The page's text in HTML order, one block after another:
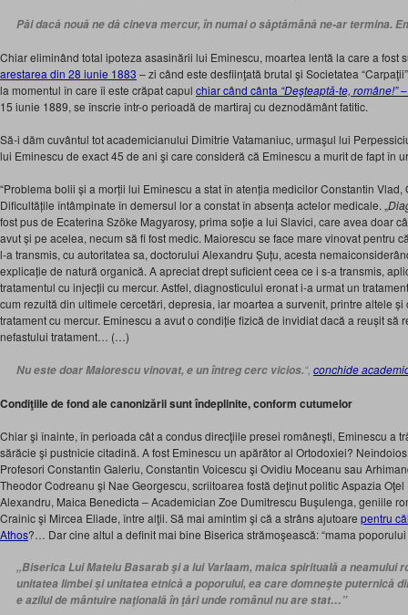
Păi dacă nouă ne dă cineva mercur, în numai o săptămână ne-ar termina.
Chiar eliminând total ipoteza asasinării lui Eminescu, moartea lentă la care a fost
arestarea din 28 iunie 1883 – zi când este desfiinţată brutal şi Societatea
la momentul în care îi este crăpat capul chiar când cânta “Deşteaptă-te, române!”–
15 iunie 1889, se înscrie într-o perioadă de martiraj cu deznodământ fatitic.
Să-i dăm cuvântul tot academicianului Dimitrie Vatamaniuc, urmaşul lui
lui Eminescu de exact 45 de ani şi care consideră că Eminescu a murit de fapt în
“Problema bolii şi a morţii lui Eminescu a stat în atenţia medicilor Constantin Vlad,
Dificultăţile întâmpinate în demersul lor a constat în absenţa actelor medicale. „
fost pus de Ecaterina Szöke Magyarosy, prima soţie a lui Slavici, care avea doar
avut şi pe acelea, necum să fi fost medic. Maiorescu se face mare vinovat pentru
l-a transmis, cu autoritatea sa, doctorului Alexandru Şuţu, acesta
explicaţie de natură organică. A apreciat drept suficient ceea ce i s-a transmis,
tratamentul cu injecţii cu mercur. Astfel, diagnosticului eronat i-a urmat un
cum rezultă din ultimele cercetări, depresia, iar moartea a survenit, printre altele
tratament cu mercur. Eminescu a avut o condiţie fizică de invidiat dacă a reuşit să
nefastului tratament… (…)
Nu este doar Maiorescu vinovat, e un întreg cerc vicios.“, conchide
Condiţiile de fond ale canonizării sunt îndeplinite, conform cutumelor
Chiar şi înainte, în perioada cât a condus direcţiile presei româneşti, Eminescu a
sărăcie şi pustnicie citadină. A fost Eminescu un apărător al Ortodoxiei?
Profesori Constantin Galeriu, Constantin Voicescu şi Ovidiu Moceanu sau
Theodor Codreanu şi Nae Georgescu, scriitoarea fostă deţinut politic Aspazia
Alexandru, Maica Benedicta – Academician Zoe Dumitrescu Buşulenga, geniile
Crainic şi Mircea Eliade, între alţii. Să mai amintim şi că a strâns ajutoare pentru
Athos?… Dar cine altul a definit mai bine Biserica strămoşească: “mama poporului
„Biserica Lui Mateiu Basarab şi a lui Varlaam, maica spirituală a neamului
unitatea limbei şi unitatea etnică a poporului, ea care domneşte puternică
e azilul de mântuire naţională în ţări unde românul nu are stat…”